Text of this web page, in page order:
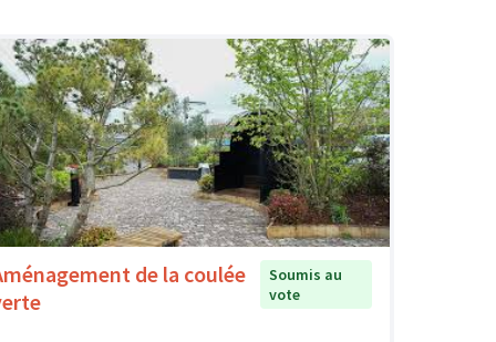
de la coulée
Soumis au
vote